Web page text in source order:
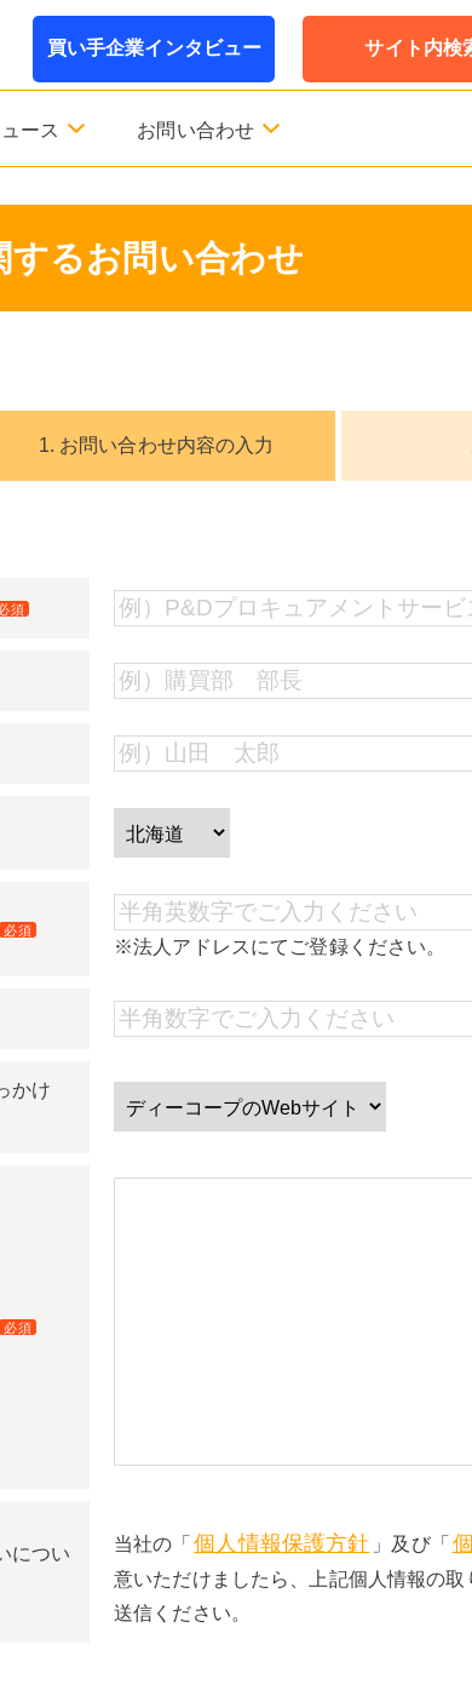
サイト内検
買い手企業インタビュー
ース お問い合わせ
るお問い合わせ
1. お問い合わせ内容の入力
須
必須
※法人アドレスにてご登録ください。
かけ
必須
につい
当社の「 個人情報保護方針 」及び「
意いただけましたら、上記個人情報の
送信ください。